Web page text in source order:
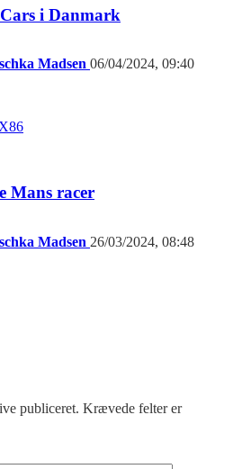
i Danmark
Madsen 06/04/2024, 09:40
6
Mans racer
Madsen 26/03/2024, 08:48
publiceret. Krævede felter er